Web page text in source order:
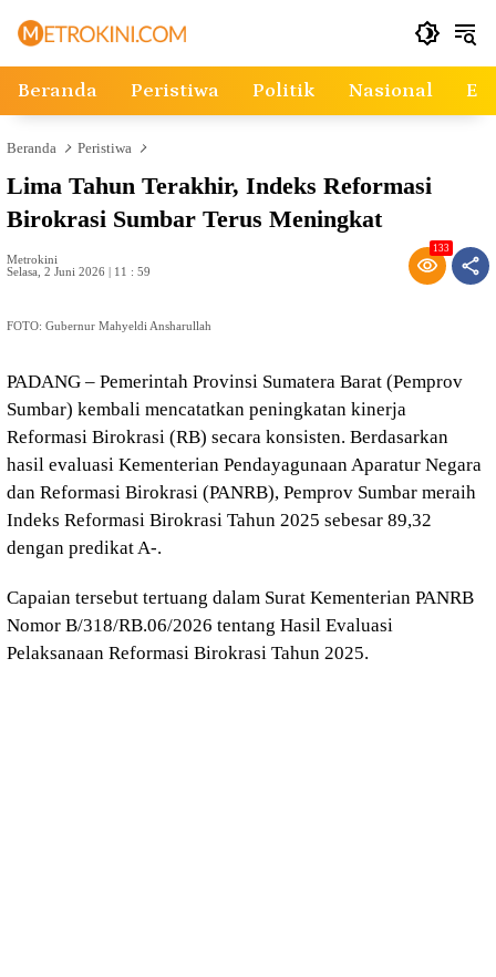
Beranda Peristiwa Politik Nasional
Beranda Peristiwa
Lima Tahun Terakhir, Indeks Reformasi
Birokrasi Sumbar Terus Meningkat
Metrokini
Selasa, 2 Juni 2026 | 11 : 59
133
FOTO: Gubernur Mahyeldi Ansharullah
PADANG – Pemerintah Provinsi Sumatera Barat (Pemprov
Sumbar) kembali mencatatkan peningkatan kinerja
Reformasi Birokrasi (RB) secara konsisten. Berdasarkan
hasil evaluasi Kementerian Pendayagunaan Aparatur Negara
dan Reformasi Birokrasi (PANRB), Pemprov Sumbar meraih
Indeks Reformasi Birokrasi Tahun 2025 sebesar 89,32
dengan predikat A-.
Capaian tersebut tertuang dalam Surat Kementerian PANRB
Nomor B/318/RB.06/2026 tentang Hasil Evaluasi
Pelaksanaan Reformasi Birokrasi Tahun 2025.